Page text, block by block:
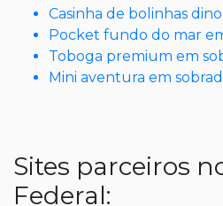
Casinha de bolinhas
Pocket fundo do mar
Toboga premium em
Mini aventura em
Sites parceiros
Federal: